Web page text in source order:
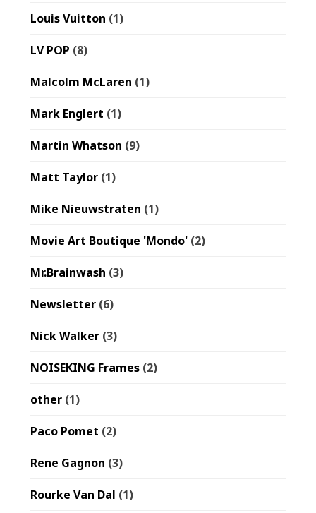
Louis Vuitton (1)
LV POP (8)
Malcolm McLaren (1)
Mark Englert (1)
Martin Whatson (9)
Matt Taylor(1)
Mike Nieuwstraten (1)
Movie Art Boutique 'Mondo'(2)
Mr.Brainwash (3)
Newsletter(6)
Nick Walker(3)
NOISEKING Frames(2)
other(1)
Paco Pomet (2)
Rene Gagnon (3)
Rourke Van Dal (1)